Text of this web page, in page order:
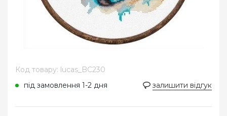
Код товару: lucas_BC230
під замовлення 1-2 дня
залишити відгук